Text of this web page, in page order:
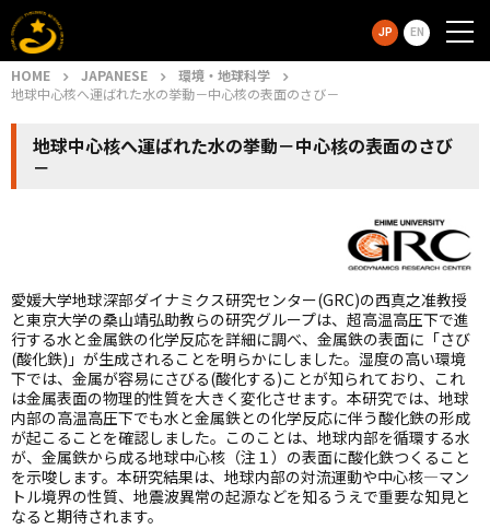
JP EN
HOME JAPANESE
環境・地球科学
地球中心核へ運ばれた水の挙動－中心核の表面のさび－
地球中心核へ運ばれた水の挙動－中心核の表面のさび
－
愛媛大学地球深部ダイナミクス研究センター(GRC)の西真之准教授
と東京大学の桑山靖弘助教らの研究グループは、超高温高圧下で進
行する水と金属鉄の化学反応を詳細に調べ、金属鉄の表面に「さび
(酸化鉄)」が生成されることを明らかにしました。湿度の高い環境
下では、金属が容易にさびる(酸化する)ことが知られており、これ
は金属表面の物理的性質を大きく変化させます。本研究では、地球
内部の高温高圧下でも水と金属鉄との化学反応に伴う酸化鉄の形成
が起こることを確認しました。このことは、地球内部を循環する水
が、金属鉄から成る地球中心核（注１）の表面に酸化鉄つくること
を示唆します。本研究結果は、地球内部の対流運動や中心核―マン
トル境界の性質、地震波異常の起源などを知るうえで重要な知見と
なると期待されます。